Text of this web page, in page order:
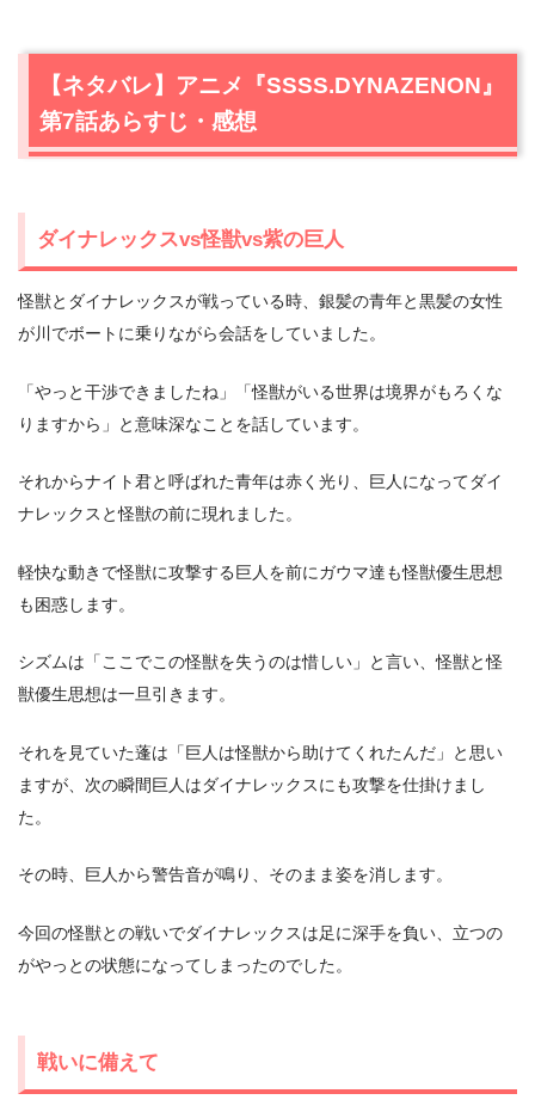
【ネタバレ】アニメ『SSSS.DYNAZENON』
第7話あらすじ・感想
ダイナレックスvs怪獣vs紫の巨人
怪獣とダイナレックスが戦っている時、銀髪の青年と黒髪の女性
が川でボートに乗りながら会話をしていました。
「やっと干渉できましたね」「怪獣がいる世界は境界がもろくな
りますから」と意味深なことを話しています。
それからナイト君と呼ばれた青年は赤く光り、巨人になってダイ
ナレックスと怪獣の前に現れました。
軽快な動きで怪獣に攻撃する巨人を前にガウマ達も怪獣優生思想
も困惑します。
シズムは「ここでこの怪獣を失うのは惜しい」と言い、怪獣と怪
獣優生思想は一旦引きます。
それを見ていた蓬は「巨人は怪獣から助けてくれたんだ」と思い
ますが、次の瞬間巨人はダイナレックスにも攻撃を仕掛けまし
た。
その時、巨人から警告音が鳴り、そのまま姿を消します。
今回の怪獣との戦いでダイナレックスは足に深手を負い、立つの
がやっとの状態になってしまったのでした。
戦いに備えて